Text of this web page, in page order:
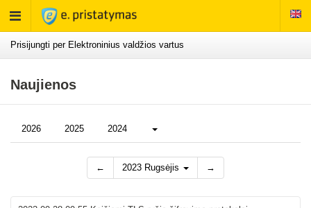
Rodyti
meniu
Prisijungti per Elektroninius valdžios vartus
Naujienos
2026 2025 2024 Daugiau...
← 2023 Rugsėjis →